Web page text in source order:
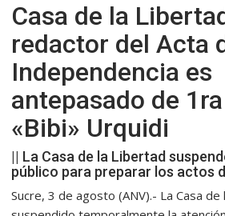
Casa de la
redactor del Acta
Independencia es
antepasado de
«Bibi» Urquidi
|| La Casa de la Libertad
público para preparar los actos
Sucre, 3 de agosto (ANV).- La Casa